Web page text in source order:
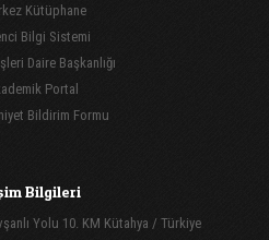
Kütüphane
Bilgi Sistemi
Daire Başkanlığı
Portal
Bildirim Formu
Bilgileri
Yolu 10. KM Kütahya / Türkiye